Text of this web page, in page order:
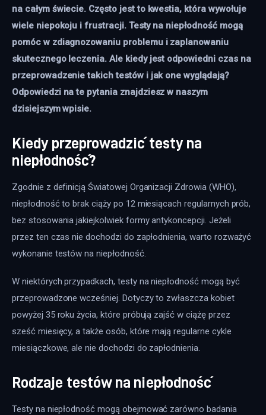
na całym świecie. Często jest to kwestia, która wywołuje
wiele niepokoju i frustracji. Testy na niepłodność mogą
pomóc w zdiagnozowaniu problemu i zaplanowaniu
skutecznego leczenia. Ale kiedy jest odpowiedni czas na
przeprowadzenie takich testów i jak one wyglądają?
Odpowiedzi na te pytania znajdziesz w naszym
dzisiejszym wpisie.
Kiedy przeprowadzić testy na
niepłodność?
Zgodnie z definicją Światowej Organizacji Zdrowia (WHO),
niepłodność to brak ciąży po 12 miesiącach regularnych prób,
bez stosowania jakiejkolwiek formy antykoncepcji. Jeżeli
przez ten czas nie dochodzi do zapłodnienia, warto rozważyć
wykonanie testów na niepłodność.
W niektórych przypadkach, testy na niepłodność mogą być
przeprowadzone wcześniej. Dotyczy to zwłaszcza kobiet
powyżej 35 roku życia, które próbują zajść w ciążę przez
sześć miesięcy, a także osób, które mają regularne cykle
miesiączkowe, ale nie dochodzi do zapłodnienia.
Rodzaje testów na niepłodność
Testy na niepłodność mogą obejmować zarówno badania